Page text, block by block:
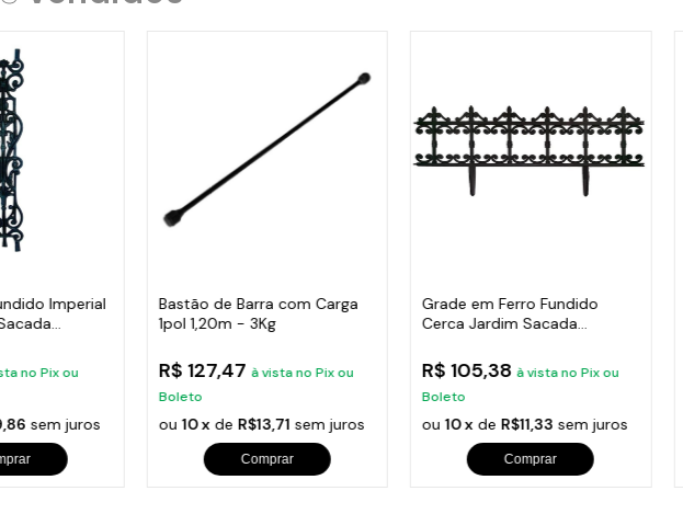
Imperial
no Pix ou
sem juros
Bastão de Barra com Carga
1pol 1,20m - 3Kg
R$ 127,47 à vista no Pix ou
Boleto
ou10 x de R$13,71 sem juros
Comprar
Grade em Ferro Fundido
Cerca Jardim Sacada
R$ 105,38 à vista no Pix ou
Boleto
ou10 x de R$11,33 sem juros
Comprar